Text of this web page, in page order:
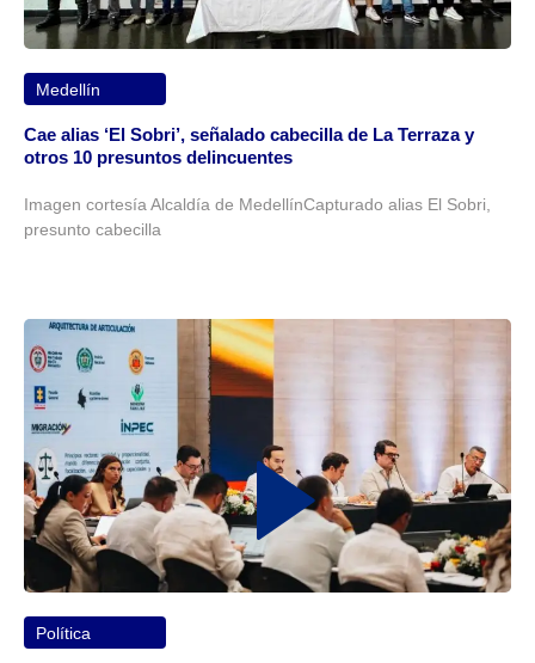
Medellín
Cae alias ‘El Sobri’, señalado cabecilla de La Terraza y
otros 10 presuntos delincuentes
Imagen cortesía Alcaldía de MedellínCapturado alias El Sobri,
presunto cabecilla
Política